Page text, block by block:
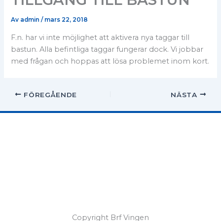
Av admin/ mars 22, 2018
F.n. har vi inte möjlighet att aktivera nya taggar till
bastun. Alla befintliga taggar fungerar dock. Vi jobbar
med frågan och hoppas att lösa problemet inom kort.
FÖREGÅENDE NÄSTA
Copyright Brf Vingen